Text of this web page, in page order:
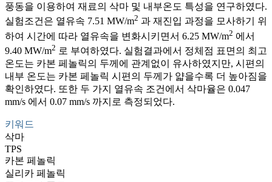
풍동을 이용하여 재료의 삭마 및 내부온도 특성을 연구하였다.
실험조건은 열유속 7.51 MW/m2 과 재진입 과정을 모사하기 위
하여 시간에 따라 열유속을 변화시키면서 6.25 MW/m2 에서
9.40 MW/m2 로 부여하였다. 실험결과에서 정체점 표면의 최고
온도는 카본 페놀릭의 두께에 관계없이 유사하였지만, 시편의
내부 온도는 카본 페놀릭 시편의 두께가 얇을수록 더 높아짐을
확인하였다. 또한 두 가지 열유속 조건에서 삭마율은 0.047
mm/s 에서 0.07 mm/s 까지로 측정되었다.
키워드
삭마
TPS
카본 페놀릭
실리카 페놀릭